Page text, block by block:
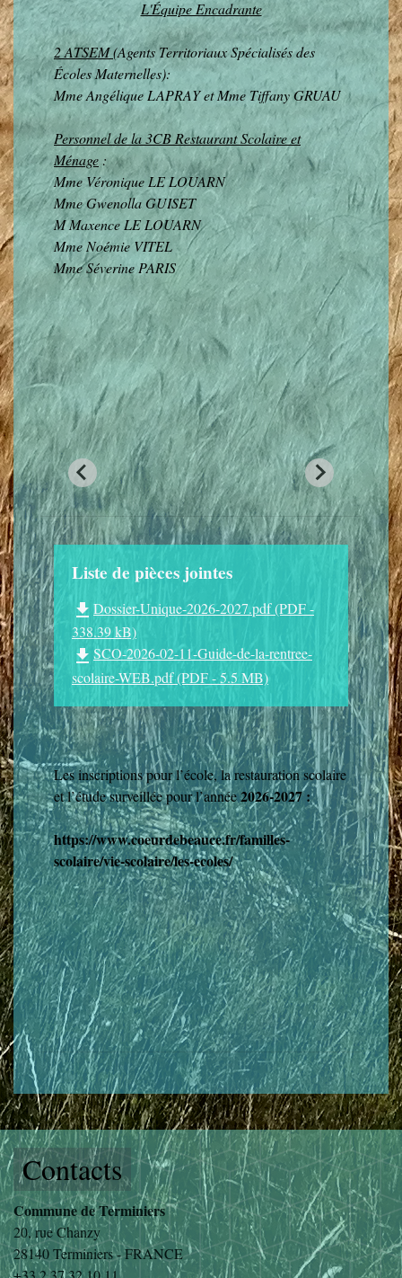
L'Équipe Encadrante
2 ATSEM(Agents Territoriaux Spécialisés des
Écoles Maternelles):
Mme Angélique LAPRAY et Mme Tiffany GRUAU
Personnel de la 3CB Restaurant Scolaire et
Ménage :
Mme Véronique LE LOUARN
Mme Gwenolla GUISET
M Maxence LE LOUARN
Mme Noémie VITEL
Mme Séverine PARIS
Liste de pièces jointes
file_download Dossier-Unique-2026-2027.pdf (PDF -
338.39 kB)
file_download SCO-2026-02-11-Guide-de-la-rentree-
scolaire-WEB.pdf (PDF - 5.5 MB)
Les inscriptions pour l’école, la restauration scolaire
et l’étude surveillée pour l’année2026-2027 :
https://www.coeurdebeauce.fr/familles-
scolaire/vie-scolaire/les-ecoles/
Contacts
Commune de Terminiers
20, rue Chanzy
28140 Terminiers - FRANCE